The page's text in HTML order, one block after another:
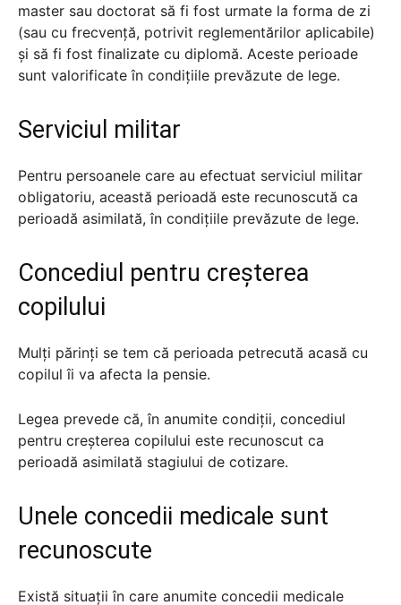
master sau doctorat să fi fost urmate la forma de zi
(sau cu frecvență, potrivit reglementărilor aplicabile)
și să fi fost finalizate cu diplomă. Aceste perioade
sunt valorificate în condițiile prevăzute de lege.
Serviciul militar
Pentru persoanele care au efectuat serviciul militar
obligatoriu, această perioadă este recunoscută ca
perioadă asimilată, în condițiile prevăzute de lege.
Concediul pentru creșterea
copilului
Mulți părinți se tem că perioada petrecută acasă cu
copilul îi va afecta la pensie.
Legea prevede că, în anumite condiții, concediul
pentru creșterea copilului este recunoscut ca
perioadă asimilată stagiului de cotizare.
Unele concedii medicale sunt
recunoscute
Există situații în care anumite concedii medicale